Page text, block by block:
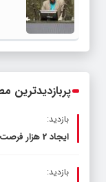
پربازدیدترین
بازدید:
ایجاد 2 هزار فرصت شغلی برای مددجویان طی ۵ سال گذشته
بازدید: